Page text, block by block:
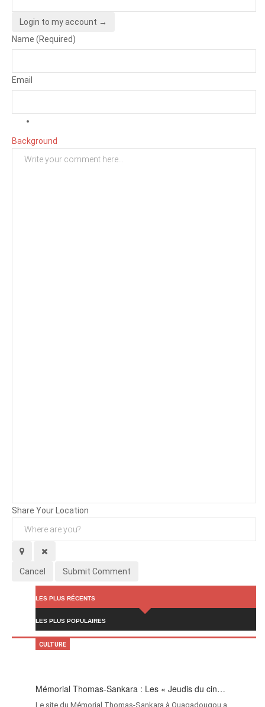
Login to my account →
Name (Required)
Email
Background
Share Your Location
Cancel Submit Comment
LES PLUS RÉCENTS
LES PLUS POPULAIRES
Mémorial Thomas-Sankara : Les « Jeudis du cin…
Le site du Mémorial Thomas-Sankara à Ouagadougou a…
CULTURE